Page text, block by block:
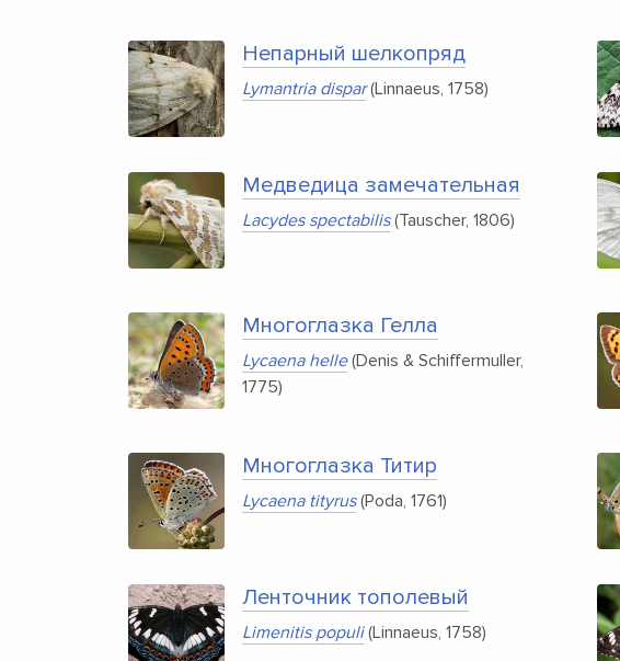
Непарный шелкопряд
Lymantria dispar(Linnaeus, 1758)
Медведица замечательная
Lacydes spectabilis(Tauscher, 1806)
Многоглазка Гелла
Lycaena helle(Denis & Schiffermuller,
1775)
Многоглазка Титир
Lycaena tityrus(Poda, 1761)
Ленточник тополевый
Limenitis populi(Linnaeus, 1758)